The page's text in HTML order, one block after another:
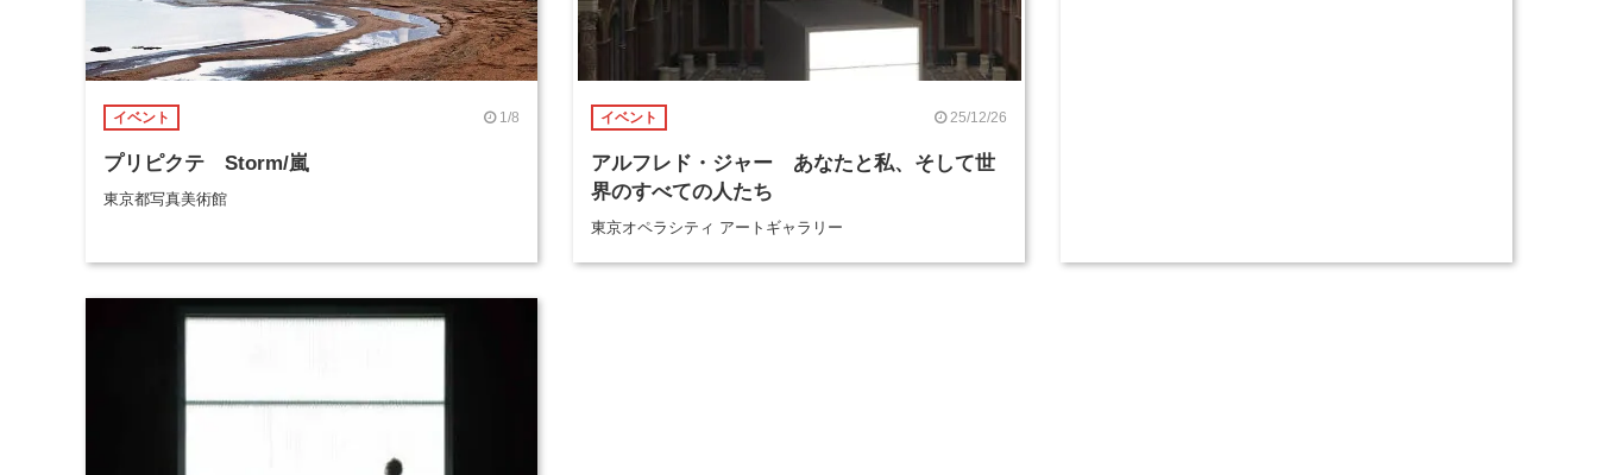
イベント 1/8
プリピクテ Storm/嵐
東京都写真美術館
イベント 25/12/26
アルフレド・ジャー あなたと私、そして世
界のすべての人たち
東京オペラシティ アートギャラリー